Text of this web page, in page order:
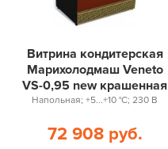
Витрина кондитерская
Марихолодмаш Veneto
VS-0,95 new крашенная
Напольная; +5...+10 °С; 230 В
72 908 руб.